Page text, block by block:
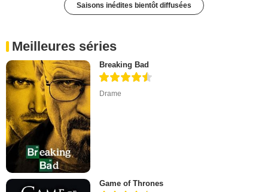
Saisons inédites bientôt diffusées
Meilleures séries
Breaking Bad
Drame
Game of Thrones